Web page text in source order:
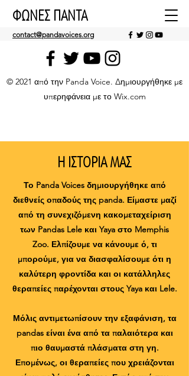
ΦΩΝΕΣ ΠΑΝΤΑ
contact@pandavoices.org
© 2021 από την Panda Voice. Δημιουργήθηκε με
υπερηφάνεια με το Wix.com
Η ΙΣΤΟΡΙΑ ΜΑΣ
Το Panda Voices δημιουργήθηκε από
διεθνείς οπαδούς της panda. Είμαστε μαζί
από τη συνεχιζόμενη κακομεταχείριση
των Pandas Lele και Yaya στο Memphis
Zoo. Ελπίζουμε να κάνουμε ό, τι
μπορούμε, για να διασφαλίσουμε ότι η
καλύτερη φροντίδα και οι κατάλληλες
θεραπείες παρέχονται στους Yaya και Lele.
Μόλις αντιμετωπίσουν την εξαφάνιση, τα
pandas είναι ένα από τα παλαιότερα και
πιο θαυμαστά πλάσματα στη γη.
Επομένως, οι θεραπείες που χρειάζονται